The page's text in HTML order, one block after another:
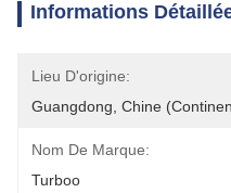
Informations
Lieu D'origine:
Guangdong, Chine
Nom De Marque:
Turboo